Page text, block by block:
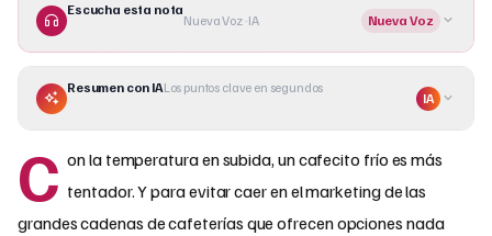
Escucha esta nota
Nueva Voz · IA Nueva Voz
Resumen con IALos puntos clave en segundos
IA
C on la temperatura en subida, un cafecito frío es más
tentador. Y para evitar caer en el marketing de las
grandes cadenas de cafeterías que ofrecen opciones nada